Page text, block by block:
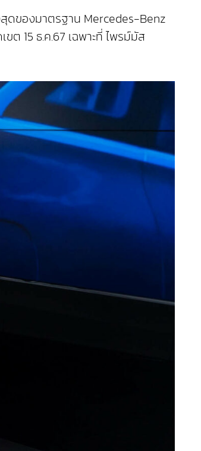
ดของมาตรฐาน Mercedes-Benz
ต 15 ธ.ค.67 เฉพาะที่ ไพรม์มัส